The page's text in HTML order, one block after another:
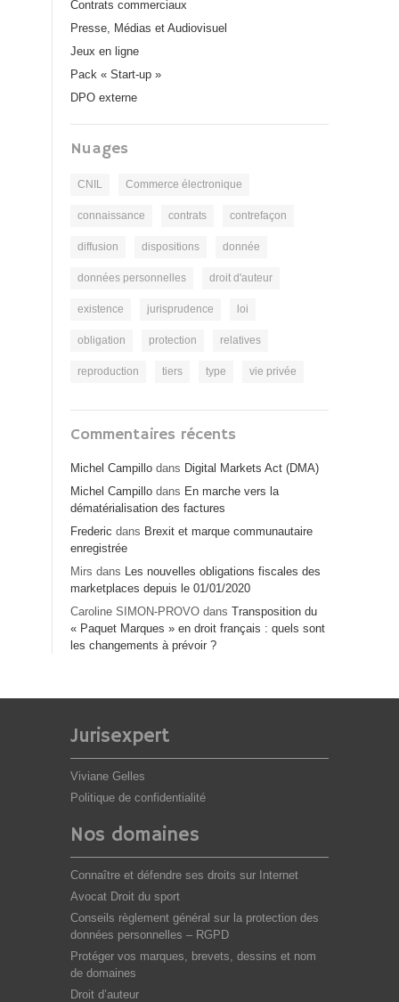
Contrats commerciaux
Presse, Médias et Audiovisuel
Jeux en ligne
Pack « Start-up »
DPO externe
Nuages
CNIL Commerce électronique
connaissance contrats contrefaçon
diffusion dispositions donnée
données personnelles droit d'auteur
existence jurisprudence loi
obligation protection relatives
reproduction tiers type vie privée
Commentaires récents
Michel Campillo dans Digital Markets Act (DMA)
Michel Campillo dans En marche vers la
dématérialisation des factures
Frederic dans Brexit et marque communautaire
enregistrée
Mirs dans Les nouvelles obligations fiscales des
marketplaces depuis le 01/01/2020
Caroline SIMON-PROVO dans Transposition du
« Paquet Marques » en droit français : quels sont
les changements à prévoir ?
Jurisexpert
Viviane Gelles
Politique de confidentialité
Nos domaines
Connaître et défendre ses droits sur Internet
Avocat Droit du sport
Conseils règlement général sur la protection des
données personnelles – RGPD
Protéger vos marques, brevets, dessins et nom
de domaines
Droit d’auteur